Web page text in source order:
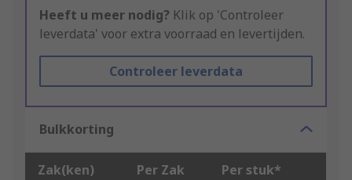
Heeft u meer nodig? Klik op 'Controleer
leverdata' voor extra voorraad en levertijden.
Controleer leverdata
Bulkkorting
Zak(ken) Per Zak Per stuk*